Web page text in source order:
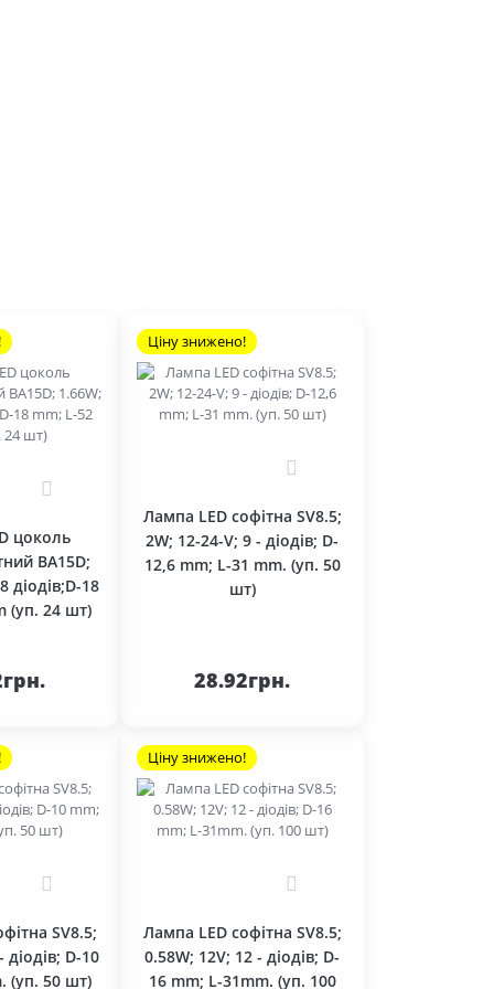
цоколь
BA15D;
діодів;D-18
(уп. 24 шт)
Ціну знижено!
Лампа LED софітна SV8.5;
2W; 12-24-V; 9 - діодів; D-
12,6 mm; L-31 mm. (уп. 50
шт)
28.92грн.
До кошика
SV8.5;
діодів; D-10
(уп. 50 шт)
Ціну знижено!
Лампа LED софітна SV8.5;
0.58W; 12V; 12 - діодів; D-
16 mm; L-31mm. (уп. 100